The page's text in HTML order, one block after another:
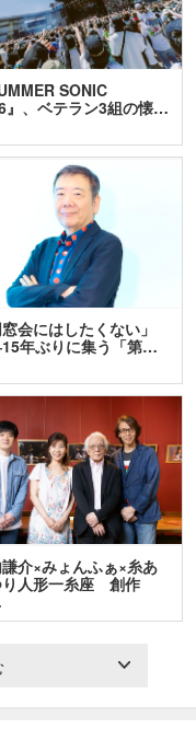
SONIC
』、ベテラン3組の懐…
窓会にはしたくない」
年ぶりに集う「第…
介×みょんふぁ×糸あ
り人形一糸座 創作